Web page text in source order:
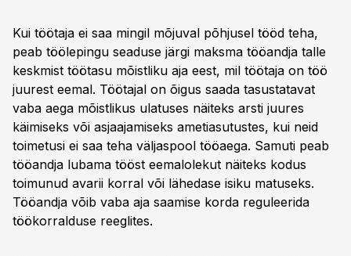
Kui töötaja ei saa mingil mõjuval põhjusel tööd teha,
peab töölepingu seaduse järgi maksma tööandja talle
keskmist töötasu mõistliku aja eest, mil töötaja on töö
juurest eemal. Töötajal on õigus saada tasustatavat
vaba aega mõistlikus ulatuses näiteks arsti juures
käimiseks või asjaajamiseks ametiasutustes, kui neid
toimetusi ei saa teha väljaspool tööaega. Samuti peab
tööandja lubama tööst eemalolekut näiteks kodus
toimunud avarii korral või lähedase isiku matuseks.
Tööandja võib vaba aja saamise korda reguleerida
töökorralduse reeglites.